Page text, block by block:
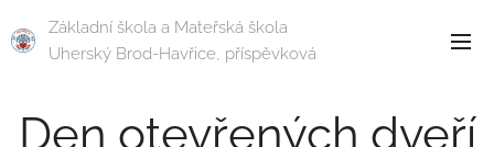
Základní škola a Mateřská škola
Uherský Brod-Havřice, příspěvková
Den otevřených dveří